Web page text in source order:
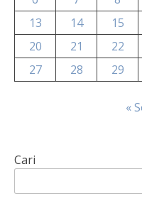
13
14 15
20
21 22
27
28 29
«
Cari